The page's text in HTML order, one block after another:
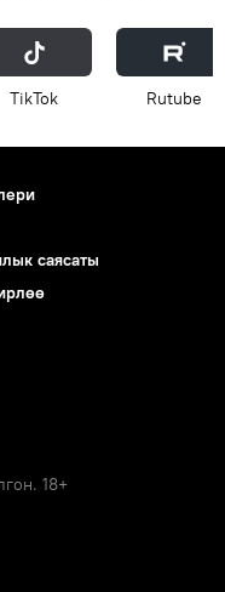
ТikТоk Rutube
саясаты
18+